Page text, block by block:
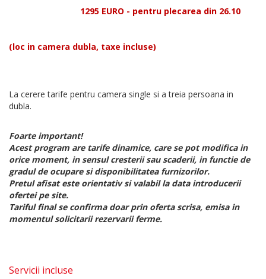
1295 EURO - pentru plecarea din 26.10
(loc in camera dubla, taxe incluse)
La cerere tarife pentru camera single si a treia persoana in
dubla.
Foarte important!
Acest program are tarife dinamice, care se pot modifica in
orice moment, in sensul cresterii sau scaderii, in functie de
gradul de ocupare si disponibilitatea furnizorilor.
Pretul afisat este orientativ si valabil la data introducerii
ofertei pe site.
Tariful final se confirma doar prin oferta scrisa, emisa in
momentul solicitarii rezervarii ferme.
Servicii incluse